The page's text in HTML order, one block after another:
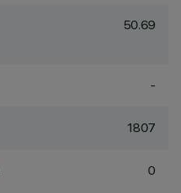
50.69
-
1807
0